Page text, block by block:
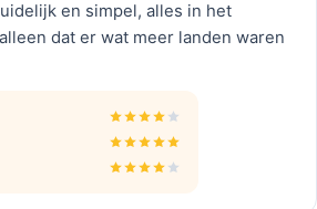
en simpel, alles in het
dat er wat meer landen waren